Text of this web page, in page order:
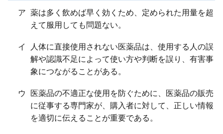
エ×
直ちに明確な自覚症状として「現れないこともあ
る」。
ア 薬は多く飲めば早く効くため、定められた用量を超
えて服用しても問題ない。
イ
人体に直接使用されない医薬品は、使用する人の誤
解や認識不足によって使い方や判断を誤り、有害事
象につながることがある。
ウ 医薬品の不適正な使用を防ぐために、医薬品の販売
に従事する専門家が、購入者に対して、正しい情報
を適切に伝えることが重要である。